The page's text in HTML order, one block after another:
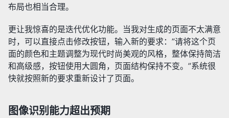
布局也相当合理。
更让我惊喜的是迭代优化功能。当我对生成的页面不太满意
时，可以直接点击修改按钮，输入新的要求：”请将这个页
面的颜色和主题调整为现代时尚美观的风格，整体保持简洁
和高级感，按钮使用大圆角，页面结构保持不变。”系统很
快就按照新的要求重新设计了页面。
图像识别能力超出预期